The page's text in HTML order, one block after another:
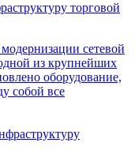
торговой
сетевой
из крупнейших
оборудование,
собой все